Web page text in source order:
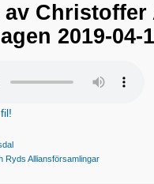
av
2019-04-
Ryds Alliansförsamlingar